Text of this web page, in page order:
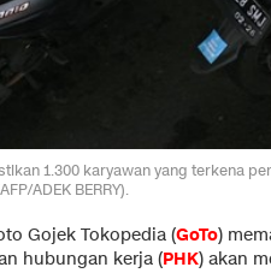
1.300 karyawan yang terkena
ADEK BERRY).
Gojek Tokopedia (GoTo)
hubungan kerja (PHK) akan